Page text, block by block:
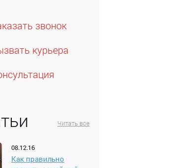
звонок
курьера
Читать все
08.12.16
Как правильно